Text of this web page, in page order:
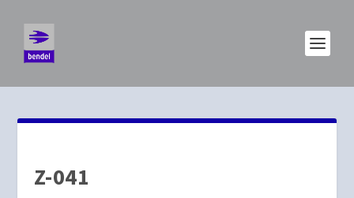
Z-041